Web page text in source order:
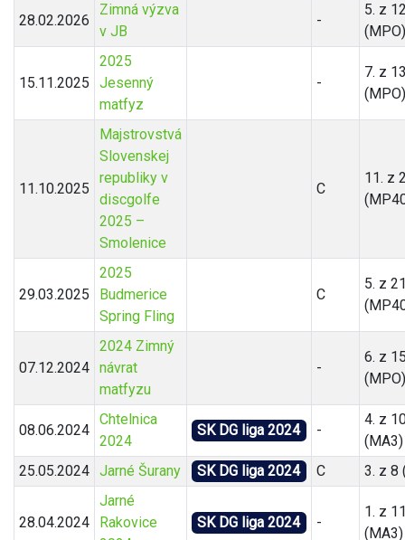
28.02.2026
Zimná výzva
v JB
-
5. z
(MPO)
15.11.2025
2025
Jesenný
matfyz
-
7. z
(MPO)
11.10.2025
Majstrovstvá
Slovenskej
republiky v
discgolfe
2025 –
Smolenice
C
11. z
29.03.2025
2025
Budmerice
Spring Fling
C
5. z
07.12.2024
2024 Zimný
návrat
matfyzu
-
6. z
(MPO)
08.06.2024
Chtelnica
2024
SK DG liga 2024 -
4. z
(MA3)
25.05.2024 Jarné Šurany SK DG liga 2024 C 3. z 8
28.04.2024
Jarné
Rakovice
SK DG liga 2024 -
1. z
(MA3)